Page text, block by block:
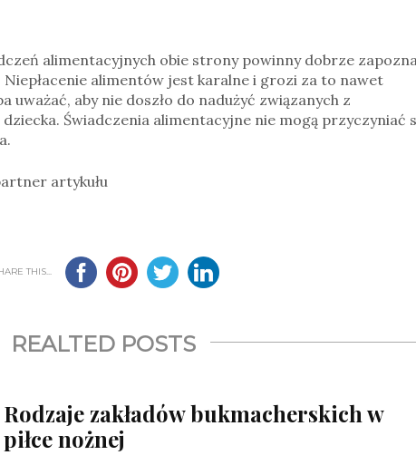
alimentacyjnych obie strony powinny dobrze
alimentów jest karalne i grozi za to nawet
aby nie doszło do nadużyć związanych z
Świadczenia alimentacyjne nie mogą przyczyniać
artykułu
THIS...
REALTED POSTS
Rodzaje zakładów bukmacherskich w
piłce nożnej